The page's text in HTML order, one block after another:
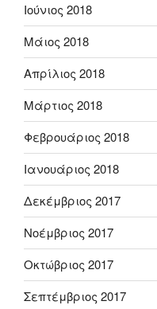
Ιούνιος 2018
Μάιος 2018
Απρίλιος 2018
Μάρτιος 2018
Φεβρουάριος 2018
Ιανουάριος 2018
Δεκέμβριος 2017
Νοέμβριος 2017
Οκτώβριος 2017
Σεπτέμβριος 2017